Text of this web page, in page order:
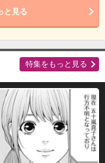
と見る
特集をもっと見る